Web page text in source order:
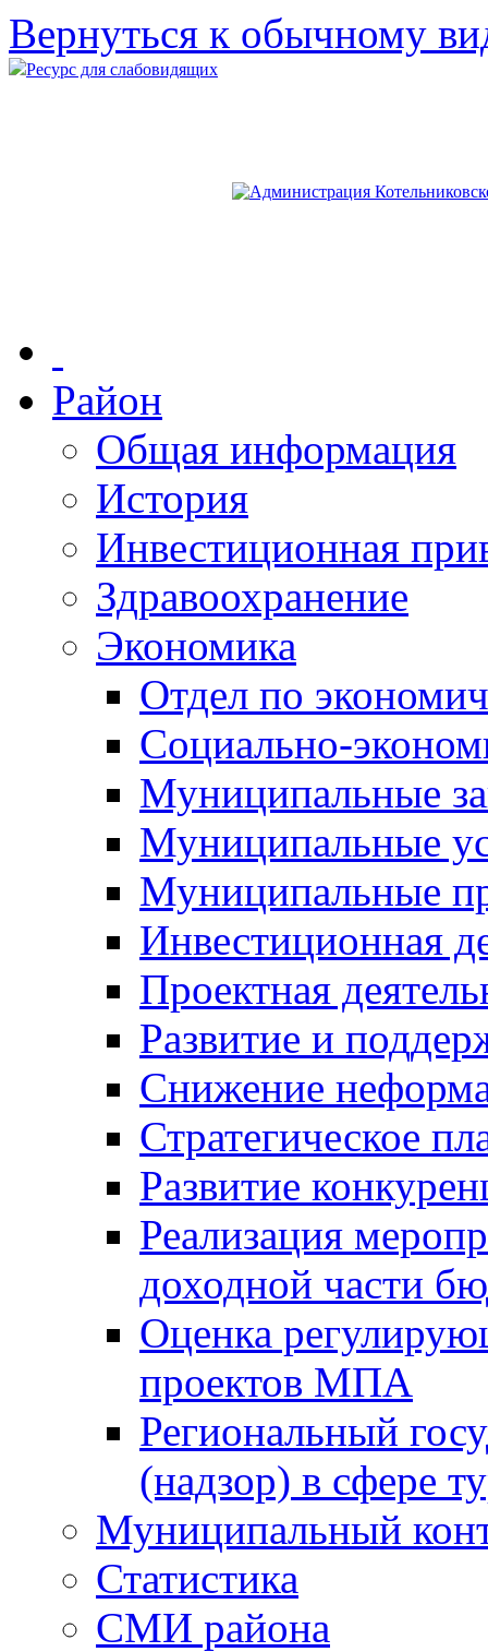
Вернуться к обычному
Ресурс для слабовидящих
Район
Общая информация
История
Инвестиционная
Здравоохранение
Экономика
Отдел по
Социально-
Муниципальные
Муниципальные
Муниципальные
Инвестиционная
Проектная
Развитие и
Снижение
Стратегическое
Развитие
Реализация
доходной части
Оценка
проектов МПА
Региональный
(надзор) в сфере
Муниципальный
Статистика
СМИ района